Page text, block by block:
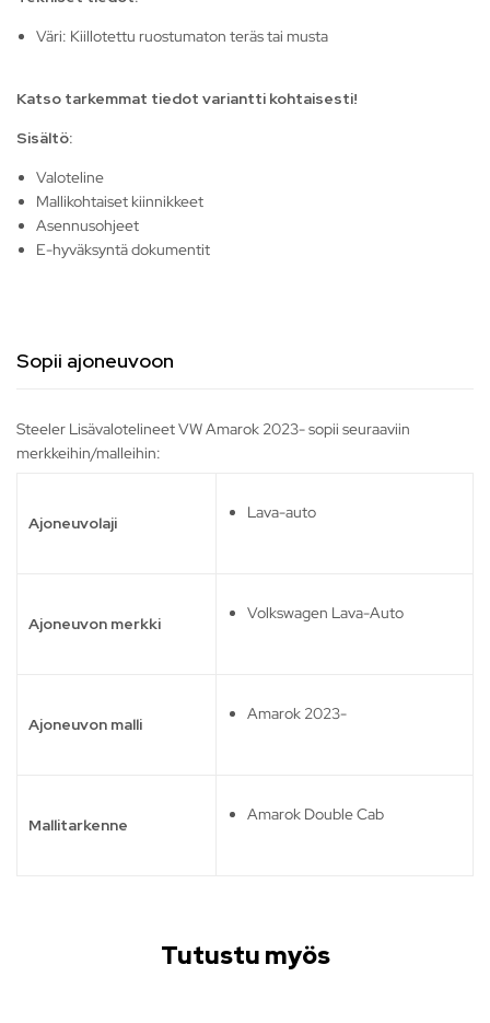
Väri: Kiillotettu ruostumaton teräs tai musta
Katso tarkemmat tiedot variantti kohtaisesti!
Sisältö:
Valoteline
Mallikohtaiset kiinnikkeet
Asennusohjeet
E-hyväksyntä dokumentit
Sopii ajoneuvoon
Steeler Lisävalotelineet VW Amarok 2023- sopii seuraaviin
merkkeihin/malleihin:
Ajoneuvolaji
Lava-auto
Ajoneuvon merkki
Volkswagen Lava-Auto
Ajoneuvon malli
Amarok 2023-
Mallitarkenne
Amarok Double Cab
Tutustu myös